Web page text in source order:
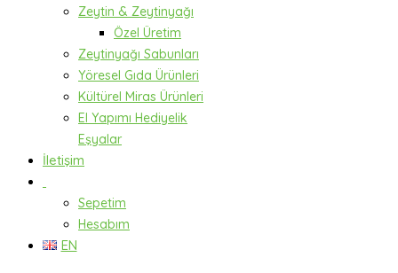
Zeytin & Zeytinyağı
Özel Üretim
Zeytinyağı Sabunları
Yöresel Gıda Ürünleri
Kültürel Miras Ürünleri
El Yapımı Hediyelik
Eşyalar
İletişim
Sepetim
Hesabım
EN